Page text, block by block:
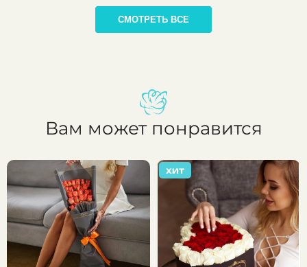
СМОТРЕТЬ ВСЕ
Вам может понравится
ХИТ